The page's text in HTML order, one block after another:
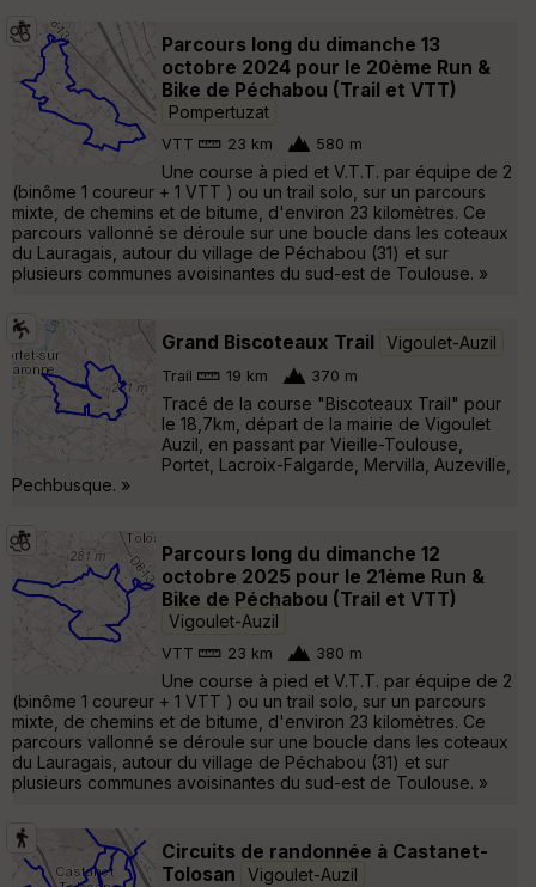
Parcours long du dimanche 13
octobre 2024 pour le 20ème Run &
Bike de Péchabou (Trail et VTT)
Pompertuzat
VTT 23 km 580 m
Une course à pied et V.T.T. par équipe de 2
(binôme 1 coureur + 1 VTT ) ou un trail solo, sur un parcours
mixte, de chemins et de bitume, d'environ 23 kilomètres. Ce
parcours vallonné se déroule sur une boucle dans les coteaux
du Lauragais, autour du village de Péchabou (31) et sur
plusieurs communes avoisinantes du sud-est de Toulouse. »
Grand Biscoteaux Trail Vigoulet-Auzil
Trail 19 km 370 m
Tracé de la course "Biscoteaux Trail" pour
le 18,7km, départ de la mairie de Vigoulet
Auzil, en passant par Vieille-Toulouse,
Portet, Lacroix-Falgarde, Mervilla, Auzeville,
Pechbusque. »
Parcours long du dimanche 12
octobre 2025 pour le 21ème Run &
Bike de Péchabou (Trail et VTT)
Vigoulet-Auzil
VTT 23 km 380 m
Une course à pied et V.T.T. par équipe de 2
(binôme 1 coureur + 1 VTT ) ou un trail solo, sur un parcours
mixte, de chemins et de bitume, d'environ 23 kilomètres. Ce
parcours vallonné se déroule sur une boucle dans les coteaux
du Lauragais, autour du village de Péchabou (31) et sur
plusieurs communes avoisinantes du sud-est de Toulouse. »
Circuits de randonnée à Castanet-
Tolosan
Vigoulet-Auzil